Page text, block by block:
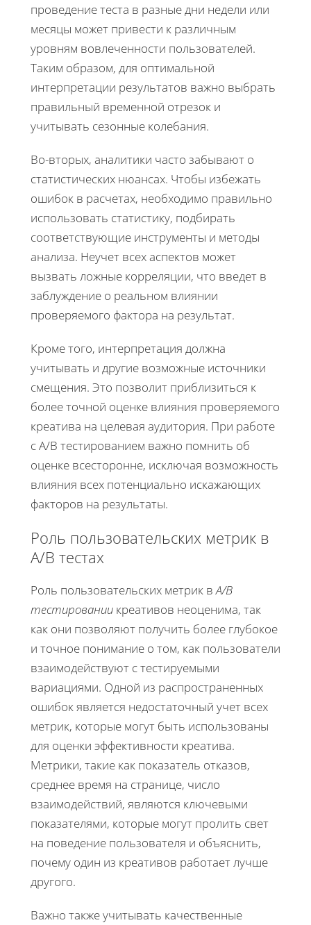
проведение теста в разные дни недели или
месяцы может привести к различным
уровням вовлеченности пользователей.
Таким образом, для оптимальной
интерпретации результатов важно выбрать
правильный временной отрезок и
учитывать сезонные колебания.
Во-вторых, аналитики часто забывают о
статистических нюансах. Чтобы избежать
ошибок в расчетах, необходимо правильно
использовать статистику, подбирать
соответствующие инструменты и методы
анализа. Неучет всех аспектов может
вызвать ложные корреляции, что введет в
заблуждение о реальном влиянии
проверяемого фактора на результат.
Кроме того, интерпретация должна
учитывать и другие возможные источники
смещения. Это позволит приблизиться к
более точной оценке влияния проверяемого
креатива на целевая аудитория. При работе
с A/B тестированием важно помнить об
оценке всесторонне, исключая возможность
влияния всех потенциально искажающих
факторов на результаты.
Роль пользовательских метрик в
A/B тестах
Роль пользовательских метрик вA/B
тестировании креативов неоценима, так
как они позволяют получить более глубокое
и точное понимание о том, как пользователи
взаимодействуют с тестируемыми
вариациями. Одной из распространенных
ошибок является недостаточный учет всех
метрик, которые могут быть использованы
для оценки эффективности креатива.
Метрики, такие как показатель отказов,
среднее время на странице, число
взаимодействий, являются ключевыми
показателями, которые могут пролить свет
на поведение пользователя и объяснить,
почему один из креативов работает лучше
другого.
Важно также учитывать качественные